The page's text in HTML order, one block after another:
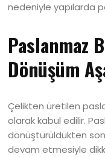
nedeniyle yapılarda
Paslanmaz
Dönüşüm
Çelikten üretilen
olarak kabul edilir.
dönüştürüldükten
devam etmesiyle